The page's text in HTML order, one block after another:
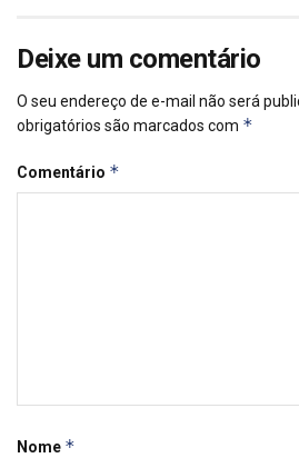
Deixe um comentário
O seu endereço de e-mail não será
obrigatórios são marcados com *
Comentário *
Nome *